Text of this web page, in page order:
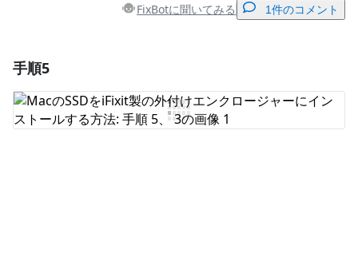
FixBotに聞いてみる 1件のコメント
コメントを追加
手順5